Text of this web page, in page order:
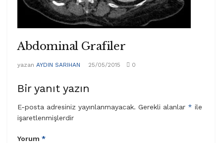
Abdominal Grafiler
yazan AYDIN SARIHAN 25/05/2015 0
Bir yanıt yazın
E-posta adresiniz yayınlanmayacak. Gerekli alanlar * ile
işaretlenmişlerdir
Yorum *